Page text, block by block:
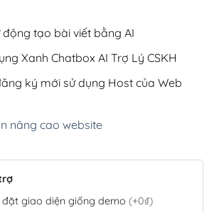
tạo bài viết bằng AI
Xanh Chatbox AI Trợ Lý CSKH
ký mới sử dụng Host của Web
nâng cao website
đặt giao diện giống demo (+0₫)